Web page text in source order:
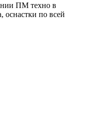
ПМ техно в
оснастки по всей